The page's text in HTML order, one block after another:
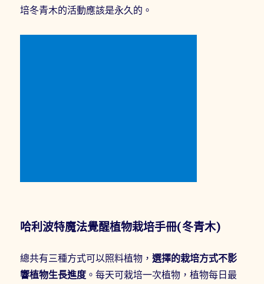
培冬青木的活動應該是永久的。
哈利波特魔法覺醒植物栽培手冊(冬青木)
總共有三種方式可以照料植物，選擇的栽培方式不影
響植物生長進度 。每天可栽培一次植物，植物每日最